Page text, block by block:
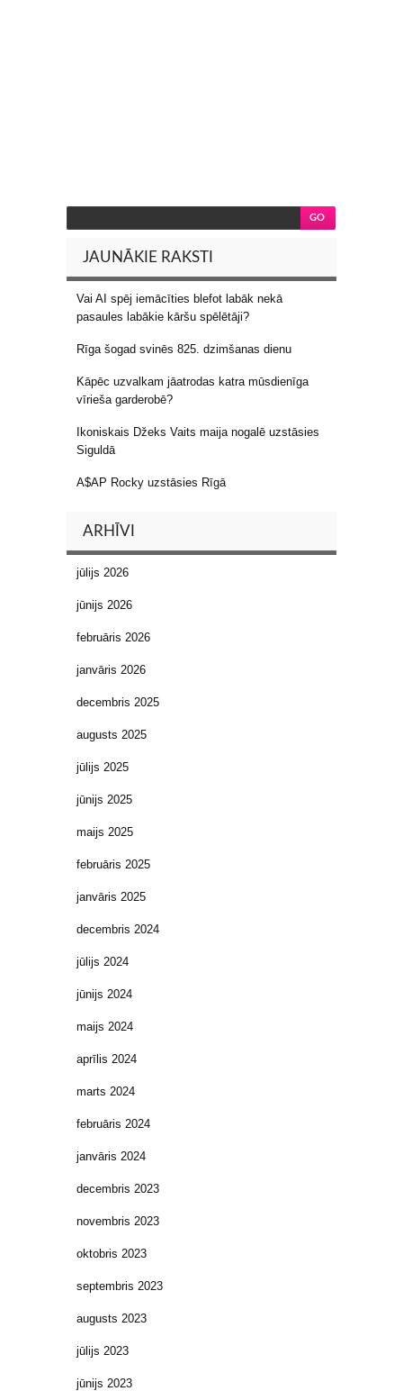
JAUNĀKIE RAKSTI
Vai AI spēj iemācīties blefot labāk nekā
pasaules labākie kāršu spēlētāji?
Rīga šogad svinēs 825. dzimšanas dienu
Kāpēc uzvalkam jāatrodas katra mūsdienīga
vīrieša garderobē?
Ikoniskais Džeks Vaits maija nogalē uzstāsies
Siguldā
A$AP Rocky uzstāsies Rīgā
ARHĪVI
jūlijs 2026
jūnijs 2026
februāris 2026
janvāris 2026
decembris 2025
augusts 2025
jūlijs 2025
jūnijs 2025
maijs 2025
februāris 2025
janvāris 2025
decembris 2024
jūlijs 2024
jūnijs 2024
maijs 2024
aprīlis 2024
marts 2024
februāris 2024
janvāris 2024
decembris 2023
novembris 2023
oktobris 2023
septembris 2023
augusts 2023
jūlijs 2023
jūnijs 2023